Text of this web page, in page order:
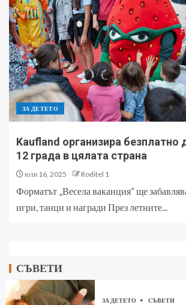
ЗА ДЕТЕТО
Kaufland организира безплатно
12 града в цялата страна
юли 16, 2025 Roditel 1
Форматът „Весела ваканция“ ще
игри, танци и награди През летните...
СЪВЕТИ
ЗА ДЕТЕТО СЪВЕТИ